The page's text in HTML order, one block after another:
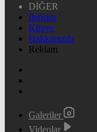
DİĞER
İletişim
Künye
Hakkımızda
Reklam
Galeriler
Videolar